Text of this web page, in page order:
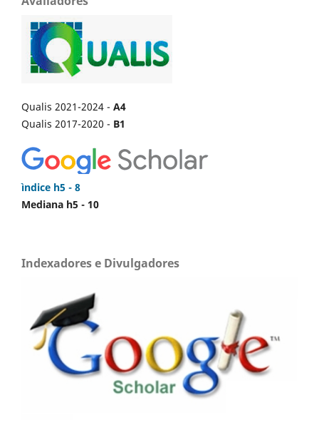
Qualis 2021-2024 - A4
Qualis 2017-2020 - B1
ìndice h5 - 8
Mediana h5 - 10
Indexadores e Divulgadores